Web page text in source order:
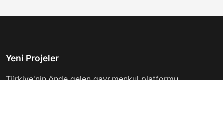
Yeni Projeler
Türkiye'nin önde gelen gayrimenkul platformu.